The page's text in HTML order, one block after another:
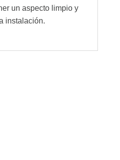
un aspecto limpio y
instalación.